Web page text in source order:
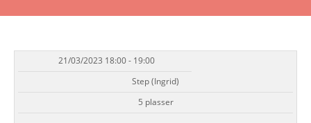
DATO/TID EVENT TILGJENGELIGHET
21/03/2023 18:00 - 19:00
Step (Ingrid)
5 plasser